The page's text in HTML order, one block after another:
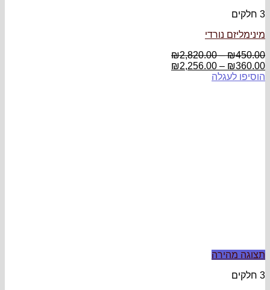
3 חלקים
מינימליזם נורדי
₪450.00
–
₪2,820.00
₪360.00
–
₪2,256.00
הוסיפו לעגלה
תצוגה מהירה
3 חלקים